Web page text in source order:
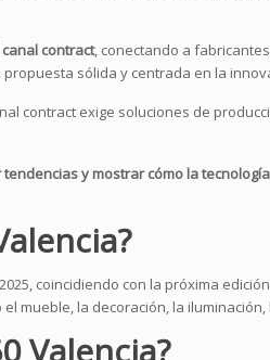
contract, conectando a
sólida y centrada en la
contract exige soluciones de
y mostrar cómo la
coincidiendo con la próxima
la decoración, la
Valencia?